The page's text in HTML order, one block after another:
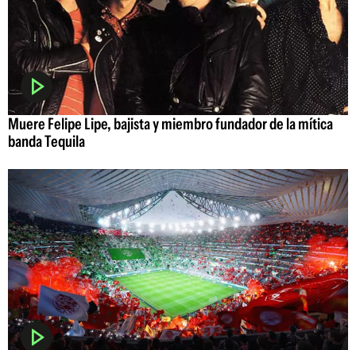
Muere Felipe Lipe, bajista y miembro fundador de la mítica
banda Tequila